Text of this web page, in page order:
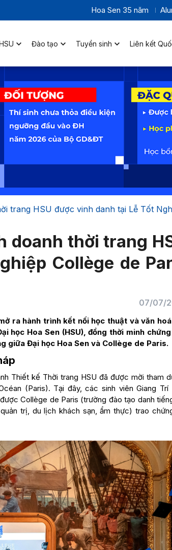
Hoa Sen 35 năm
Đào tạo Tuyển sinh Liên kết
trang HSU được vinh danh tại Lễ Tốt
doanh thời trang
Collège de
07/07/
ra hành trình kết nối học thuật và văn
học Hoa Sen (HSU), đồng thời minh
giữa Đại học Hoa Sen và Collège de Paris.
Thiết kế Thời trang HSU đã được mời tham
(Paris). Tại đây, các sinh viên Giang Trí
Collège de Paris (trường đào tạo danh
trị, du lịch khách sạn, ẩm thực) trao